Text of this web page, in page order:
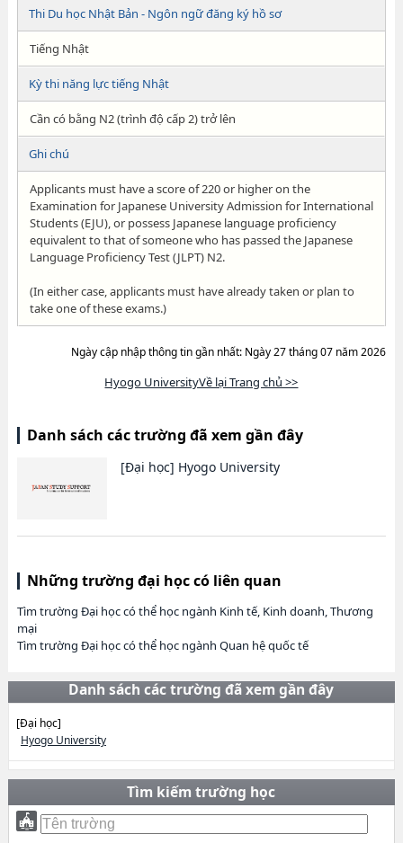
Thi Du học Nhật Bản - Ngôn ngữ đăng ký hồ sơ
Tiếng Nhật
Kỳ thi năng lực tiếng Nhật
Cần có bằng N2 (trình độ cấp 2) trở lên
Ghi chú
Applicants must have a score of 220 or higher on the
Examination for Japanese University Admission for International
Students (EJU), or possess Japanese language proficiency
equivalent to that of someone who has passed the Japanese
Language Proficiency Test (JLPT) N2.
(In either case, applicants must have already taken or plan to
take one of these exams.)
Ngày cập nhập thông tin gần nhất: Ngày 27 tháng 07 năm 2026
Hyogo UniversityVề lại Trang chủ >>
Danh sách các trường đã xem gần đây
[Đại học] Hyogo University
Những trường đại học có liên quan
Tìm trường Đại học có thể học ngành Kinh tế, Kinh doanh, Thương
mại
Tìm trường Đại học có thể học ngành Quan hệ quốc tế
Danh sách các trường đã xem gần đây
[Đại học]
Hyogo University
Tìm kiếm trường học